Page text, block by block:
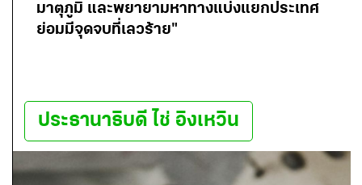
มาตุภูมิ และพยายามหาทางแบ่งแยกประเทศ
ย่อมมีจุดจบที่เลวร้าย"
ประธานาธิบดี ไช่ อิงเหวิน